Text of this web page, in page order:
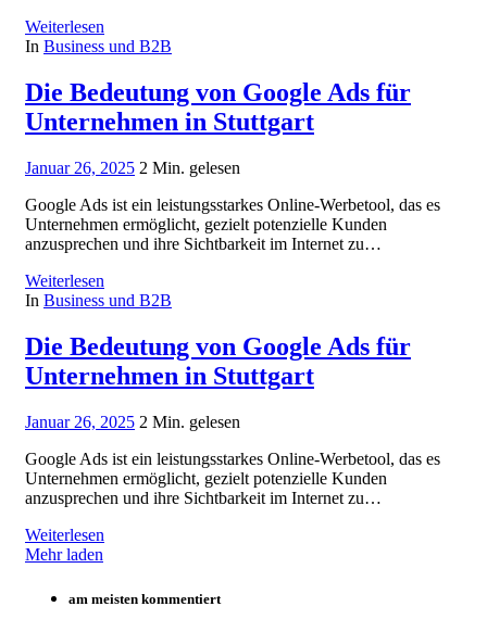
Weiterlesen
In Business und B2B
Die Bedeutung von Google Ads für
Unternehmen in Stuttgart
Januar 26, 2025 2 Min. gelesen
Google Ads ist ein leistungsstarkes Online-Werbetool, das es
Unternehmen ermöglicht, gezielt potenzielle Kunden
anzusprechen und ihre Sichtbarkeit im Internet zu…
Weiterlesen
In Business und B2B
Die Bedeutung von Google Ads für
Unternehmen in Stuttgart
Januar 26, 2025 2 Min. gelesen
Google Ads ist ein leistungsstarkes Online-Werbetool, das es
Unternehmen ermöglicht, gezielt potenzielle Kunden
anzusprechen und ihre Sichtbarkeit im Internet zu…
Weiterlesen
Mehr laden
am meisten kommentiert